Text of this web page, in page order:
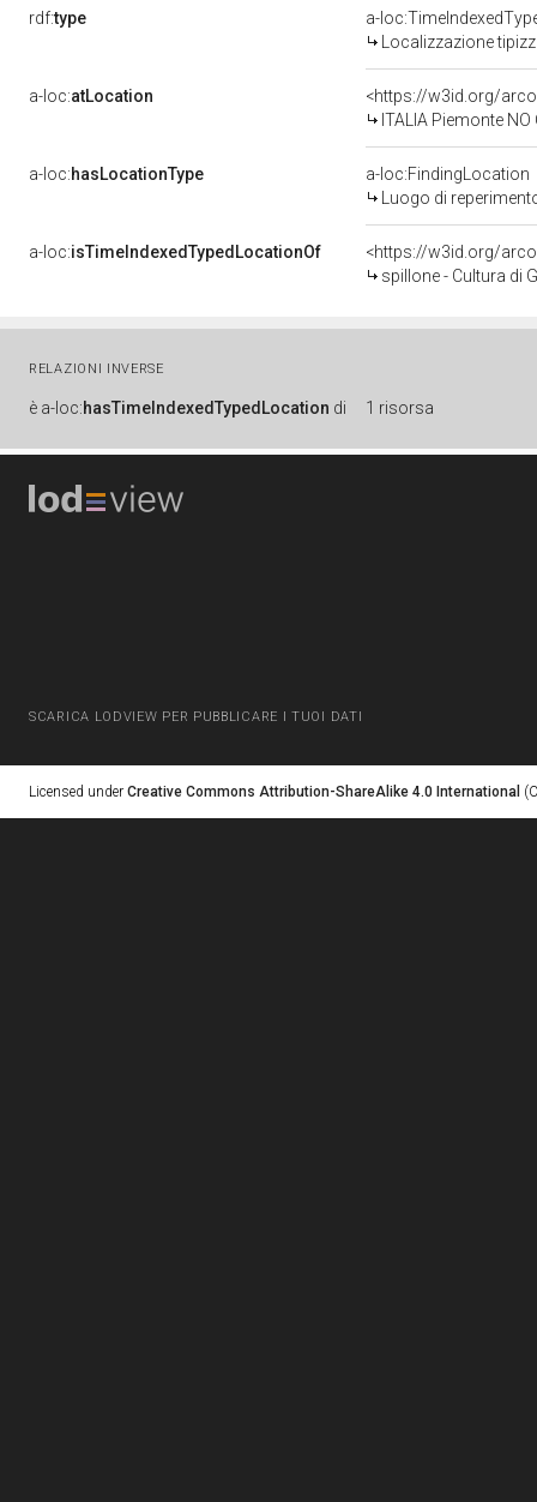
rdf:type
a-
Localizzazione
a-loc:atLocation
<https://w3id.org/
ITALIA Piemonte
a-loc:hasLocationType
a-loc:FindingLocation
Luogo di
a-loc:isTimeIndexedTypedLocationOf
<https://w3id.org/
spillone - Cultura di
RELAZIONI INVERSE
è a-loc:hasTimeIndexedTypedLocation di 1 risorsa
SCARICA LODVIEW PER PUBBLICARE I TUOI DATI
Licensed under Creative Commons Attribution-ShareAlike 4.0 International